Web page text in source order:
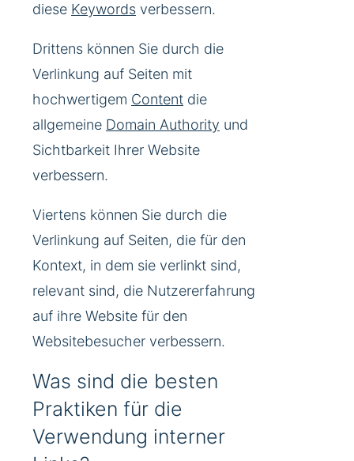
diese Keywords verbessern.
Drittens können Sie durch die
Verlinkung auf Seiten mit
hochwertigem Content die
allgemeine Domain Authority und
Sichtbarkeit Ihrer Website
verbessern.
Viertens können Sie durch die
Verlinkung auf Seiten, die für den
Kontext, in dem sie verlinkt sind,
relevant sind, die Nutzererfahrung
auf ihre Website für den
Websitebesucher verbessern.
Was sind die besten
Praktiken für die
Verwendung interner